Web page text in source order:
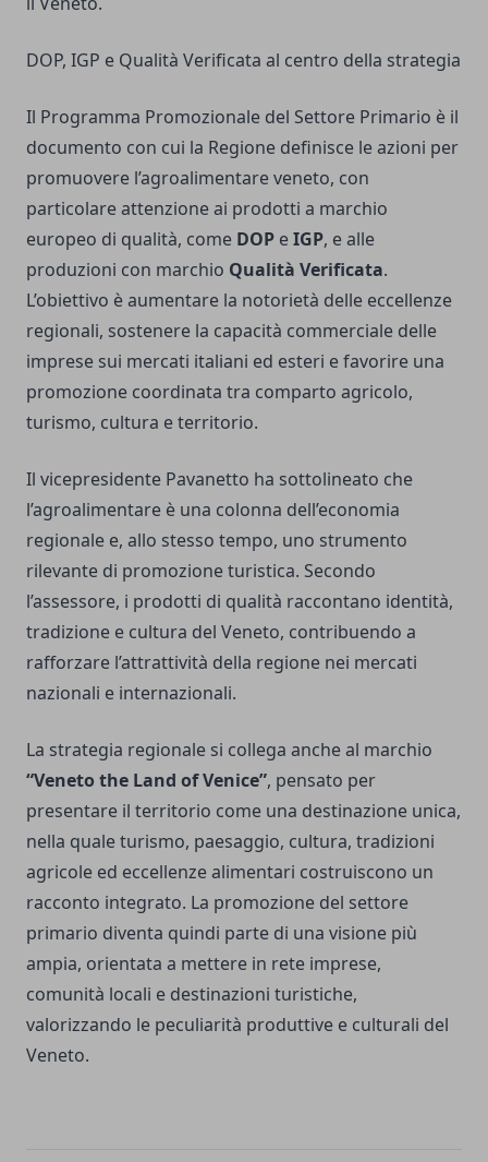
DOP, IGP e Qualità Verificata al centro della strategia
Il Programma Promozionale del Settore Primario è il
documento con cui la Regione definisce le azioni per
promuovere l’agroalimentare veneto, con
particolare attenzione ai prodotti a marchio
europeo di qualità, come DOP eIGP, e alle
produzioni con marchio Qualità Verificata.
L’obiettivo è aumentare la notorietà delle eccellenze
regionali, sostenere la capacità commerciale delle
imprese sui mercati italiani ed esteri e favorire una
promozione coordinata tra comparto agricolo,
turismo, cultura e territorio.
Il vicepresidente Pavanetto ha sottolineato che
l’agroalimentare è una colonna dell’economia
regionale e, allo stesso tempo, uno strumento
rilevante di promozione turistica. Secondo
l’assessore, i prodotti di qualità raccontano identità,
tradizione e cultura del Veneto, contribuendo a
rafforzare l’attrattività della regione nei mercati
nazionali e internazionali.
La strategia regionale si collega anche al marchio
“Veneto the Land of Venice”, pensato per
presentare il territorio come una destinazione unica,
nella quale turismo, paesaggio, cultura, tradizioni
agricole ed eccellenze alimentari costruiscono un
racconto integrato. La promozione del settore
primario diventa quindi parte di una visione più
ampia, orientata a mettere in rete imprese,
comunità locali e destinazioni turistiche,
valorizzando le peculiarità produttive e culturali del
Veneto.